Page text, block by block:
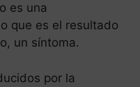
es una
que es el resultado
un síntoma.
por la